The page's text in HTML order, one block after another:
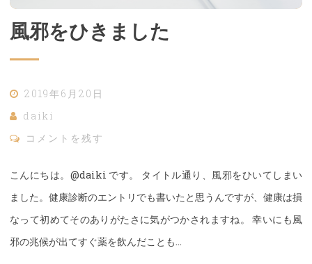
風邪をひきました
2019年6月20日
daiki
コメントを残す
こんにちは。@daiki です。 タイトル通り、風邪をひいてしまい
ました。健康診断のエントリでも書いたと思うんですが、健康は損
なって初めてそのありがたさに気がつかされますね。 幸いにも風
邪の兆候が出てすぐ薬を飲んだことも…